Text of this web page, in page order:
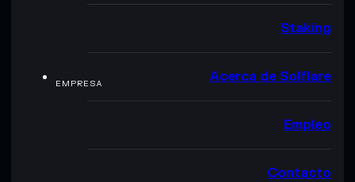
Staking
EMPRESA Acerca de Solflare
Empleo
Contacto